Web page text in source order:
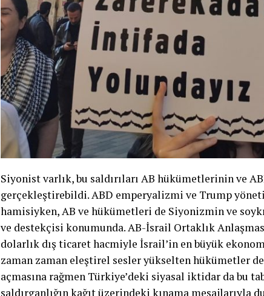
Siyonist varlık, bu saldırıları AB hükümetlerinin ve
gerçekleştirebildi. ABD emperyalizmi ve Trump
hamisiyken, AB ve hükümetleri de Siyonizmin ve
ve destekçisi konumunda. AB-İsrail Ortaklık
dolarlık dış ticaret hacmiyle İsrail’in en büyük
zaman zaman eleştirel sesler yükselten hükümetler
açmasına rağmen Türkiye’deki siyasal iktidar da bu
saldırganlığın kağıt üzerindeki kınama mesajlarıyla